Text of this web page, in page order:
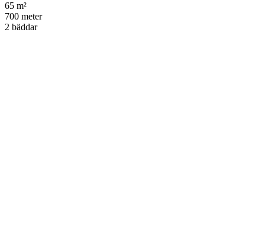
65 m²
700 meter
2 bäddar